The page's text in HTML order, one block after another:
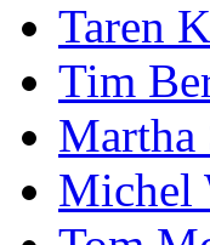
Taren
Tim
Martha
Michel